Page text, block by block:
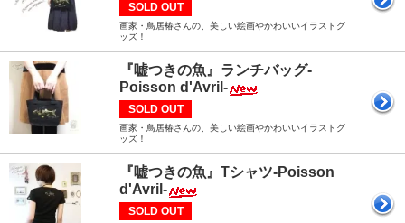
SOLD OUT
画家・鳥居椿さんの、美しい絵画やかわいいイラストグ
ッズ！
『嘘つきの魚』ランチバッグ-
Poisson d'Avril-
SOLD OUT
画家・鳥居椿さんの、美しい絵画やかわいいイラストグ
ッズ！
『嘘つきの魚』Tシャツ-Poisson
d'Avril-
SOLD OUT